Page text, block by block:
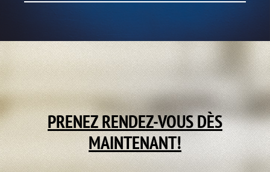
PRENEZ RENDEZ-VOUS DÈS
MAINTENANT!